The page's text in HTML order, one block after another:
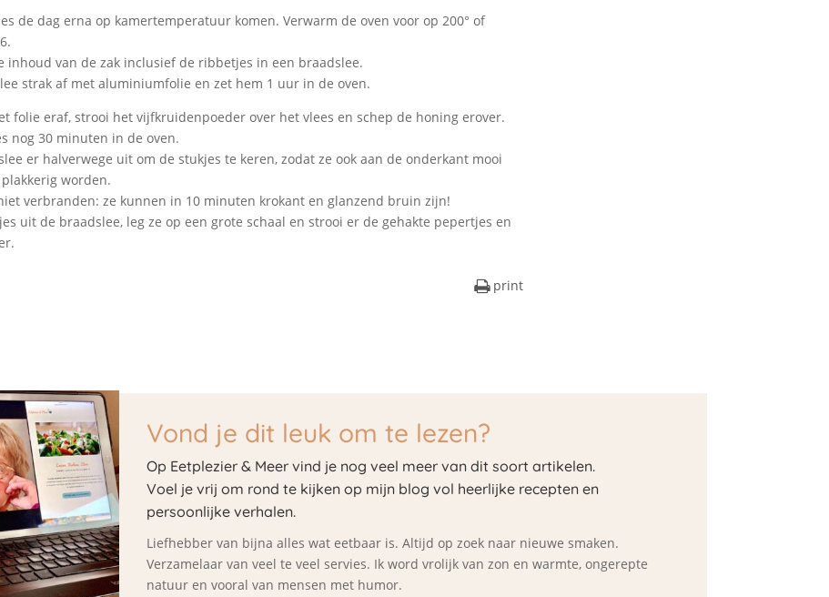
de dag erna op kamertemperatuur komen. Verwarm de oven voor op 200° of
inhoud van de zak inclusief de ribbetjes in een braadslee.
strak af met aluminiumfolie en zet hem 1 uur in de oven.
folie eraf, strooi het vijfkruidenpoeder over het vlees en schep de honing erover.
nog 30 minuten in de oven.
er halverwege uit om de stukjes te keren, zodat ze ook aan de onderkant mooi
worden.
verbranden: ze kunnen in 10 minuten krokant en glanzend bruin zijn!
uit de braadslee, leg ze op een grote schaal en strooi er de gehakte pepertjes en
print
Vond je dit leuk om te lezen?
Op Eetplezier & Meer vind je nog veel meer van dit soort artikelen.
Voel je vrij om rond te kijken op mijn blog vol heerlijke recepten en
persoonlijke verhalen.
Liefhebber van bijna alles wat eetbaar is. Altijd op zoek naar nieuwe smaken.
Verzamelaar van veel te veel servies. Ik word vrolijk van zon en warmte, ongerepte
natuur en vooral van mensen met humor.